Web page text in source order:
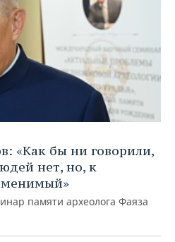
«Как бы ни говорили,
нет, но, к
памяти археолога Фаяза